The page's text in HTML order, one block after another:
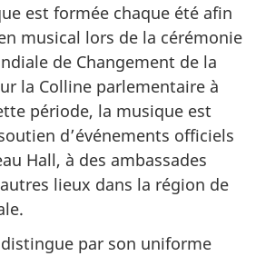
est formée chaque été afin
musical lors de la cérémonie
de Changement de la
la Colline parlementaire à
période, la musique est
d’événements officiels
Hall, à des ambassades
lieux dans la région de
par son uniforme